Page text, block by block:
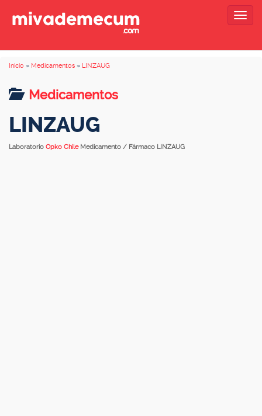
Inicio » Medicamentos » LINZAUG
Medicamentos
LINZAUG
Laboratorio Opko Chile Medicamento / Fármaco LINZAUG